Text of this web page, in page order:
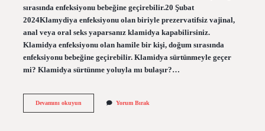
sırasında enfeksiyonu bebeğine geçirebilir.20 Şubat
2024Klamydiya enfeksiyonu olan biriyle prezervatifsiz vajinal,
anal veya oral seks yaparsanız klamidya kapabilirsiniz.
Klamidya enfeksiyonu olan hamile bir kişi, doğum sırasında
enfeksiyonu bebeğine geçirebilir. Klamidya sürtünmeyle geçer
mi? Klamidya sürtünme yoluyla mı bulaşır?…
Devamını okuyunKlamidya
Yorum Bırak